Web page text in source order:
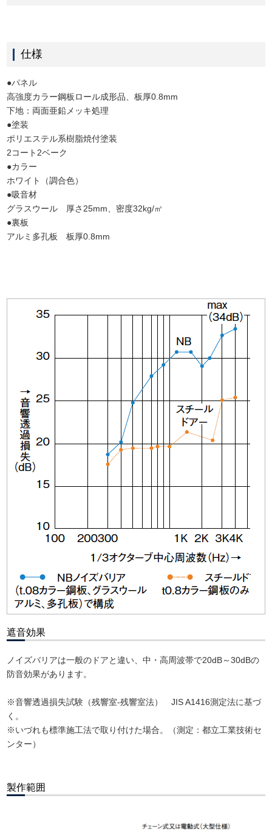
仕様
●パネル
高強度カラー鋼板ロール成形品、板厚0.8mm
下地：両面亜鉛メッキ処理
●塗装
ポリエステル系樹脂焼付塗装
2コート2ベーク
●カラー
ホワイト（調合色）
●吸音材
グラスウール 厚さ25mm、密度32kg/㎥
●裏板
アルミ多孔板 板厚0.8mm
遮音効果
ノイズバリアは一般のドアと違い、中・高周波帯で20dB～30dBの
防音効果があります。
※音響透過損失試験（残響室-残響室法） JIS A1416測定法に基づ
く。
※いづれも標準施工法で取り付けた場合。（測定：都立工業技術セ
ンター）
製作範囲